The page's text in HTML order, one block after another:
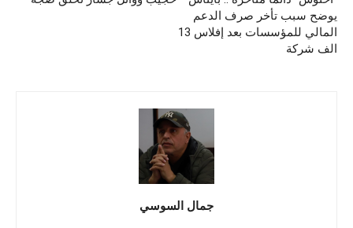
يوضح سبب تأخر صرف الدعم
المالي للمؤسسات بعد إفلاس 13
الف شركة
جمال السوسي